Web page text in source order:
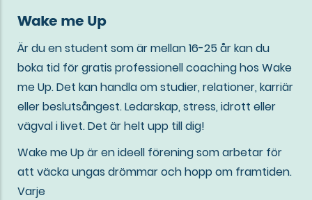
Wake me Up
Är du en student som är mellan 16-25 år kan du
boka tid för gratis professionell coaching hos Wake
me Up. Det kan handla om studier, relationer, karriär
eller beslutsångest. Ledarskap, stress, idrott eller
vägval i livet. Det är helt upp till dig!
Wake me Up är en ideell förening som arbetar för
att väcka ungas drömmar och hopp om framtiden.
Varje